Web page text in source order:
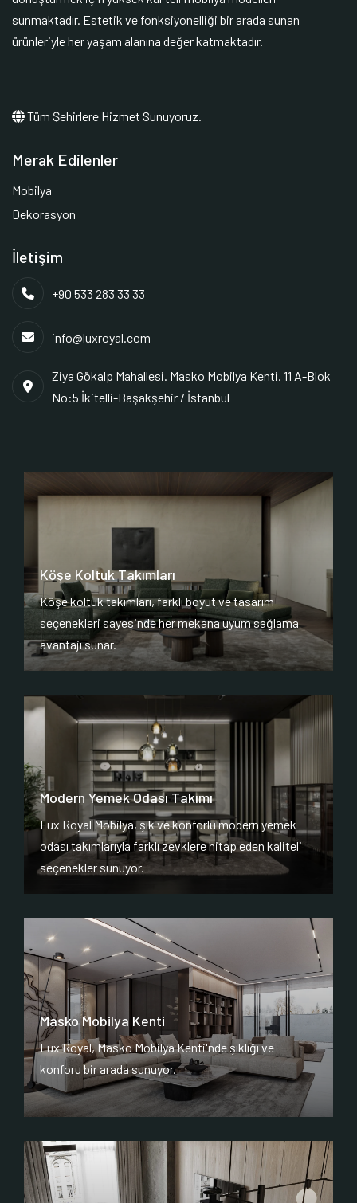
sunmaktadır. Estetik ve fonksiyonelliği bir arada sunan
ürünleriyle her yaşam alanına değer katmaktadır.
Tüm Şehirlere Hizmet Sunuyoruz.
Merak Edilenler
Mobilya
Dekorasyon
İletişim
+90 533 283 33 33
info@luxroyal.com
Ziya Gökalp Mahallesi. Masko Mobilya Kenti. 11 A-Blok
No:5 İkitelli-Başakşehir / İstanbul
Köşe Koltuk Takımları
Köşe koltuk takımları, farklı boyut ve tasarım
seçenekleri sayesinde her mekana uyum sağlama
avantajı sunar.
Modern Yemek Odası Takımı
Lux Royal Mobilya, şık ve konforlu modern yemek
odası takımlarıyla farklı zevklere hitap eden kaliteli
seçenekler sunuyor.
Masko Mobilya Kenti
Lux Royal, Masko Mobilya Kenti'nde şıklığı ve
konforu bir arada sunuyor.